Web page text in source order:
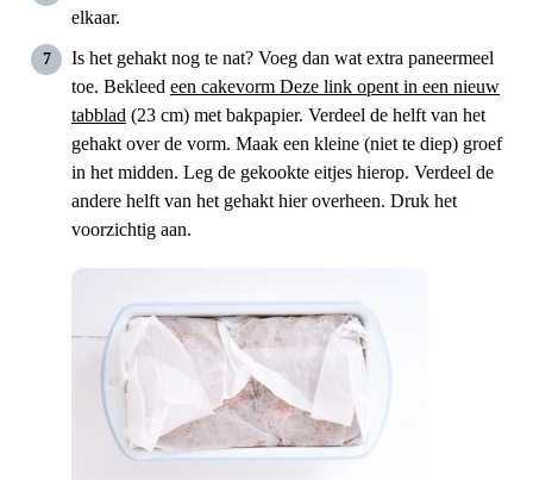
elkaar.
Is het gehakt nog te nat? Voeg dan wat extra paneermeel
toe. Bekleed een cakevorm Deze link opent in een nieuw
tabblad (23 cm) met bakpapier. Verdeel de helft van het
gehakt over de vorm. Maak een kleine (niet te diep) groef
in het midden. Leg de gekookte eitjes hierop. Verdeel de
andere helft van het gehakt hier overheen. Druk het
voorzichtig aan.